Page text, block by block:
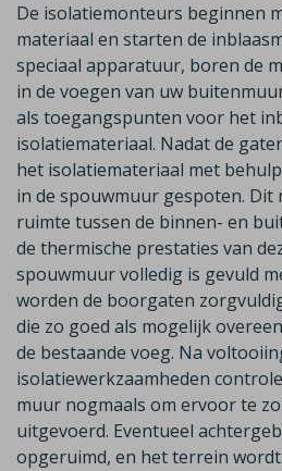
De isolatiemonteurs beginnen
materiaal en starten de
speciaal apparatuur, boren de
in de voegen van uw
als toegangspunten voor het
isolatiemateriaal. Nadat de
het isolatiemateriaal met
in de spouwmuur gespoten. Dit
ruimte tussen de binnen- en
de thermische prestaties van
spouwmuur volledig is gevuld
worden de boorgaten
die zo goed als mogelijk
de bestaande voeg. Na
isolatiewerkzaamheden
muur nogmaals om ervoor te
uitgevoerd. Eventueel
opgeruimd, en het terrein